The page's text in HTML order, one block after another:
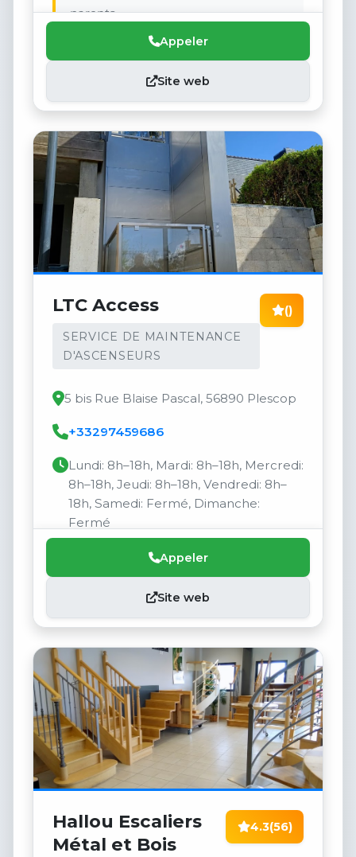
parents.
Appeler
Site web
LTC Access
SERVICE DE MAINTENANCE
D'ASCENSEURS
()
5 bis Rue Blaise Pascal, 56890 Plescop
+33297459686
Lundi: 8h–18h, Mardi: 8h–18h, Mercredi:
8h–18h, Jeudi: 8h–18h, Vendredi: 8h–
18h, Samedi: Fermé, Dimanche:
Fermé
Appeler
Site web
Hallou Escaliers
Métal et Bois
4.3(56)